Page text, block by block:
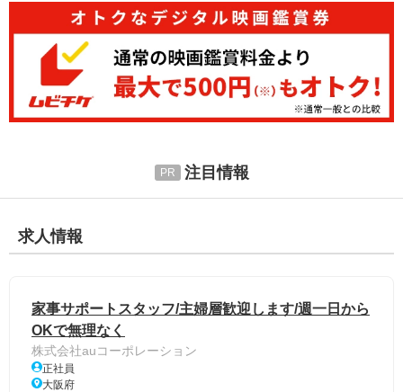
注目情報
求人情報
家事サポートスタッフ/主婦層歓迎します/週一日から
OKで無理なく
株式会社auコーポレーション
正社員
大阪府